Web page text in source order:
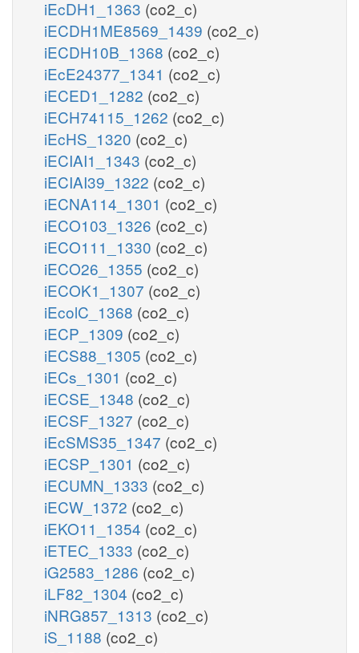
iEcDH1_1363 (co2_c)
iECDH1ME8569_1439 (co2_c)
iECDH10B_1368 (co2_c)
iEcE24377_1341 (co2_c)
iECED1_1282 (co2_c)
iECH74115_1262 (co2_c)
iEcHS_1320 (co2_c)
iECIAI1_1343 (co2_c)
iECIAI39_1322 (co2_c)
iECNA114_1301 (co2_c)
iECO103_1326 (co2_c)
iECO111_1330 (co2_c)
iECO26_1355 (co2_c)
iECOK1_1307 (co2_c)
iEcolC_1368 (co2_c)
iECP_1309 (co2_c)
iECS88_1305 (co2_c)
iECs_1301 (co2_c)
iECSE_1348 (co2_c)
iECSF_1327 (co2_c)
iEcSMS35_1347 (co2_c)
iECSP_1301 (co2_c)
iECUMN_1333 (co2_c)
iECW_1372 (co2_c)
iEKO11_1354 (co2_c)
iETEC_1333 (co2_c)
iG2583_1286 (co2_c)
iLF82_1304 (co2_c)
iNRG857_1313 (co2_c)
iS_1188 (co2_c)